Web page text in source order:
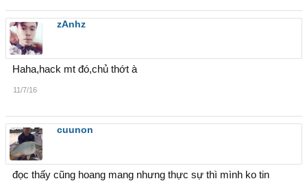
zAnhz
Haha,hack mt đó,chủ thớt à
11/7/16
cuunon
đọc thấy cũng hoang mang nhưng thực sự thì mình ko tin